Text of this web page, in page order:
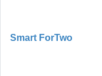
Smart ForTwo